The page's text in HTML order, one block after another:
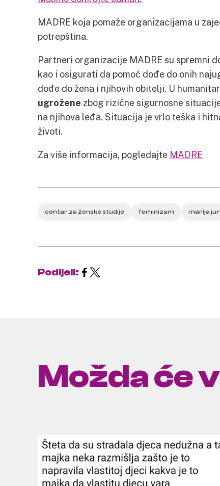
MADRE koja pomaže organizacijama u
potrepština.
Partneri organizacije MADRE su spremni
kao i osigurati da pomoć dođe do onih
dođe do žena i njihovih obitelji. U
ugrožene zbog rizične sigurnosne
na njihova leđa. Situacija je vrlo teška i
životi.
Za više informacija, pogledajte MADRE
centar za ženske studije feminizam marija
Podijeli:
Možda će